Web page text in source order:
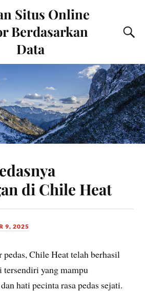
Situs Online
Berdasarkan
Data
di Chile Heat
9, 2025
Chile Heat telah berhasil
tersendiri yang mampu
hati pecinta rasa pedas sejati.